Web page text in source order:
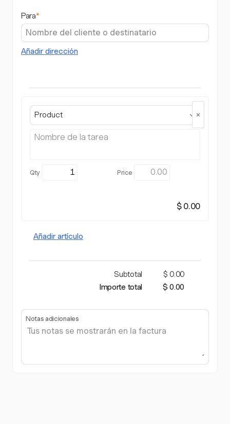
Para*
Añadir dirección
Product
$ 0.00
Añadir artículo
Subtotal
$ 0.00
Importe total
$ 0.00
Notas adicionales